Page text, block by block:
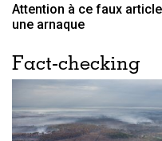
Attention à ce faux
une arnaque
Fact-checking